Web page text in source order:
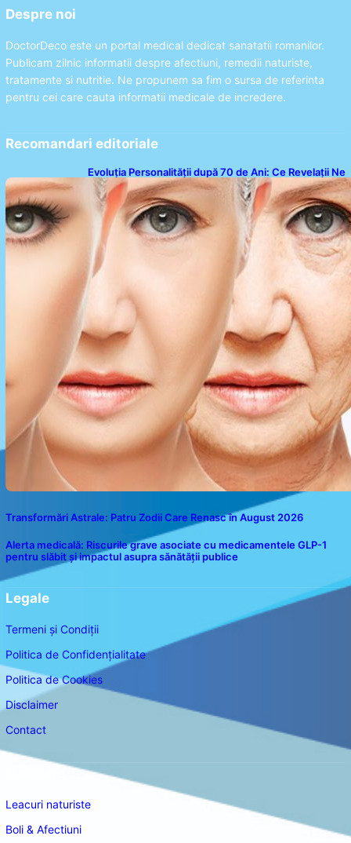
Despre noi
DoctorDeco este un portal medical dedicat sanatatii romanilor.
Publicam zilnic informatii despre afectiuni, remedii naturiste,
tratamente si nutritie. Ne propunem sa fim o sursa de referinta
pentru cei care cauta informatii medicale de incredere.
Recomandari editoriale
Evoluția Personalității după 70 de Ani: Ce Revelații Ne
Oferă Studiile Psihologice
Transformări Astrale: Patru Zodii Care Renasc în August 2026
Alerta medicală: Riscurile grave asociate cu medicamentele GLP-1
pentru slăbit și impactul asupra sănătății publice
Legale
Termeni și Condiții
Politica de Confidențialitate
Politica de Cookies
Disclaimer
Contact
Leacuri naturiste
Boli & Afectiuni